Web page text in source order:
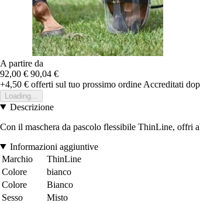
A partire da
92,00 € 90,04 €
+4,50 € offerti sul tuo prossimo ordine Accreditati
Loading...
Descrizione
Con il maschera da pascolo flessibile ThinLine, offri
Informazioni aggiuntive
Marchio
ThinLine
Colore
bianco
Colore
Bianco
Sesso
Misto